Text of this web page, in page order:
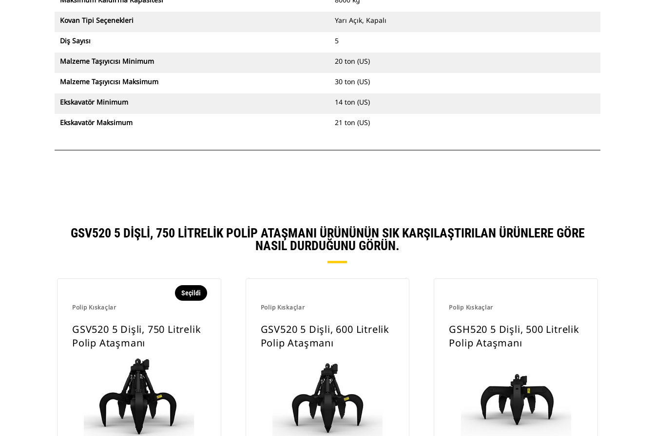
Kovan Tipi Seçenekleri Yarı Açık, Kapalı
Diş Sayısı 5
Malzeme Taşıyıcısı Minimum 20 ton (US)
Malzeme Taşıyıcısı Maksimum 30 ton (US)
Ekskavatör Minimum 14 ton (US)
Ekskavatör Maksimum 21 ton (US)
GSV520 5 DIŞLI, 750 LITRELIK POLIP ATAŞMANI ÜRÜNÜNÜN SIK KARŞILAŞTIRILAN ÜRÜNLERE GÖRE
NASIL DURDUĞUNU GÖRÜN.
Polip Kıskaçlar
Seçildi
GSV520 5 Dişli, 750 Litrelik
Polip Ataşmanı
Polip Kıskaçlar
GSV520 5 Dişli, 600 Litrelik
Polip Ataşmanı
Polip Kıskaçlar
GSH520 5 Dişli, 500 Litrelik
Polip Ataşmanı